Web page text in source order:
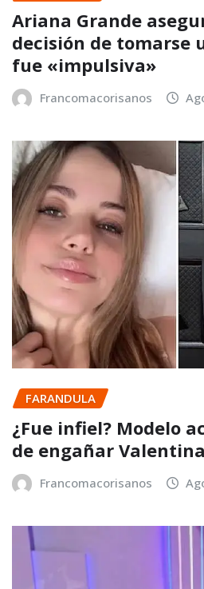
Ariana Grande
decisión de tomarse
fue «impulsiva»
Francomacorisanos
FARANDULA
¿Fue infiel? Modelo
de engañar
Francomacorisanos